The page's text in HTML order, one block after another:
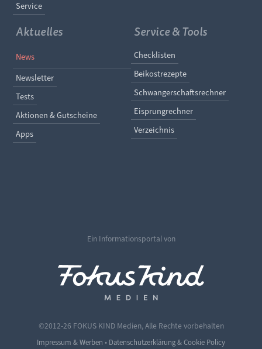
Service
Aktuelles
Navigation überspringen
News
Newsletter
Tests
Aktionen & Gutscheine
Apps
Service & Tools
Navigation
Checklisten
Beikostrezepte
Schwangerschaftsrechner
Eisprungrechner
Verzeichnis
Ein Informationsportal von
©2012-26 FOKUS KIND Medien, Alle Rechte vorbehalten
Impressum & Werben • Datenschutzerklärung & Cookie Policy